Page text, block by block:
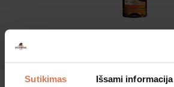
Sutikimas Išsami informacija